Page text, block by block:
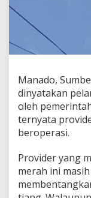
Manado,
dinyatakan
oleh
ternyata
beroperasi.
Provider yang
merah ini